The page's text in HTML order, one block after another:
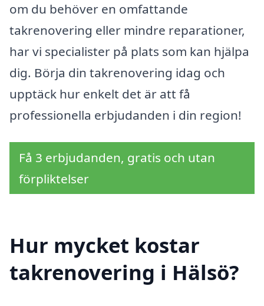
om du behöver en omfattande
takrenovering eller mindre reparationer,
har vi specialister på plats som kan hjälpa
dig. Börja din takrenovering idag och
upptäck hur enkelt det är att få
professionella erbjudanden i din region!
Få 3 erbjudanden, gratis och utan
förpliktelser
Hur mycket kostar
takrenovering i Hälsö?